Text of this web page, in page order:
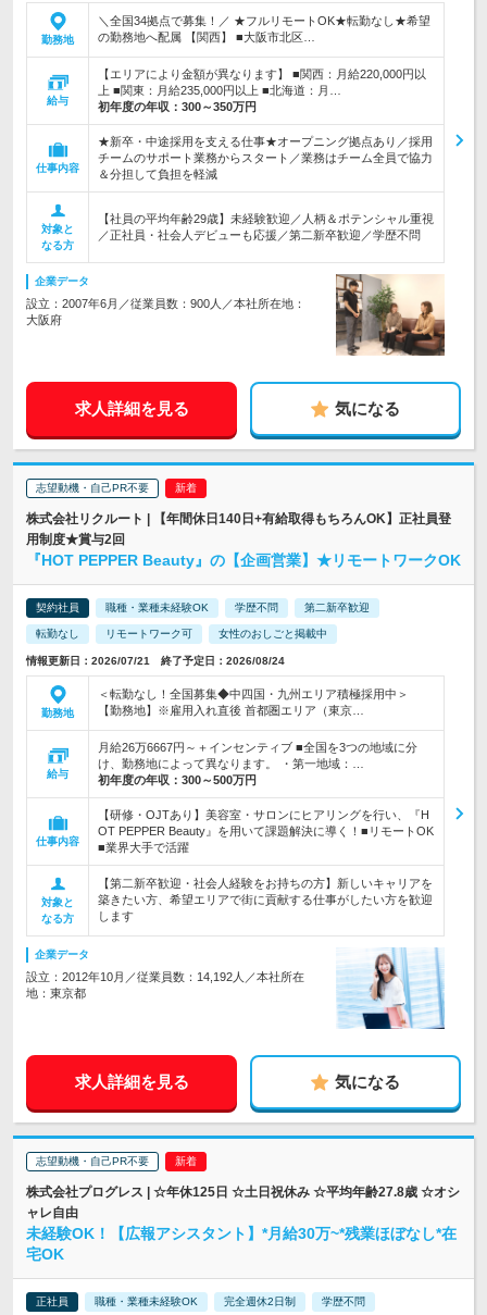
勤務地
＼全国34拠点で募集！／ ★フルリモートOK★転勤なし★希望
の勤務地へ配属 【関西】 ■大阪市北区…
給与
【エリアにより金額が異なります】 ■関西：月給220,000円以
上 ■関東：月給235,000円以上 ■北海道：月…
初年度の年収： 300～350万円
仕事内容
★新卒・中途採用を支える仕事★オープニング拠点あり／採用
チームのサポート業務からスタート／業務はチーム全員で協力
＆分担して負担を軽減
対象と
なる方
【社員の平均年齢29歳】未経験歓迎／人柄＆ポテンシャル重視
／正社員・社会人デビューも応援／第二新卒歓迎／学歴不問
企業データ
設立：2007年6月／従業員数：900人／本社所在地：
大阪府
求人詳細を見る 気になる
志望動機・自己PR不要
株式会社リクルート | 【年間休日140日+有給取得もちろんOK】正社員登
用制度★賞与2回
『HOT PEPPER Beauty』の【企画営業】★リモートワークOK
契約社員 職種・業種未経験OK 学歴不問 第二新卒歓迎
転勤なし リモートワーク可 女性のおしごと掲載中
情報更新日：2026/07/21 終了予定日：2026/08/24
勤務地
＜転勤なし！全国募集◆中四国・九州エリア積極採用中＞
【勤務地】※雇用入れ直後 首都圏エリア（東京…
給与
月給26万6667円～＋インセンティブ ■全国を3つの地域に分
け、勤務地によって異なります。 ・第一地域：…
初年度の年収： 300～500万円
仕事内容
【研修・OJTあり】美容室・サロンにヒアリングを行い、『H
OT PEPPER Beauty』を用いて課題解決に導く！■リモートOK
■業界大手で活躍
対象と
なる方
【第二新卒歓迎・社会人経験をお持ちの方】新しいキャリアを
築きたい方、希望エリアで街に貢献する仕事がしたい方を歓迎
します
企業データ
設立：2012年10月／従業員数：14,192人／本社所在
地：東京都
求人詳細を見る 気になる
志望動機・自己PR不要
株式会社プログレス | ☆年休125日 ☆土日祝休み ☆平均年齢27.8歳 ☆オシ
ャレ自由
未経験OK！【広報アシスタント】*月給30万~*残業ほぼなし*在
宅OK
正社員 職種・業種未経験OK 完全週休2日制 学歴不問